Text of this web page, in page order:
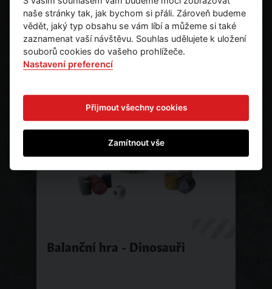
790 Kč
653 Kč bez DPH
Ks
Ihned k odeslání
Skladem
Balanční hra - Dinosauři
naše stránky tak, jak bychom si přáli. Zároveň budeme
vědět, jaký typ obsahu se vám líbí a můžeme si také
zaznamenat vaší návštěvu. Souhlas udělujete k uložení
souborů cookies do vašeho prohlížeče.
Nastavení preferencí
Přijmout všechny cookies
Zamítnout vše